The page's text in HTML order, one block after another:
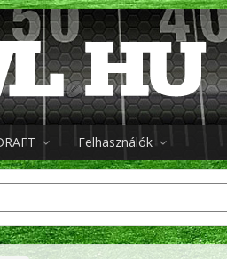
Felhasználók